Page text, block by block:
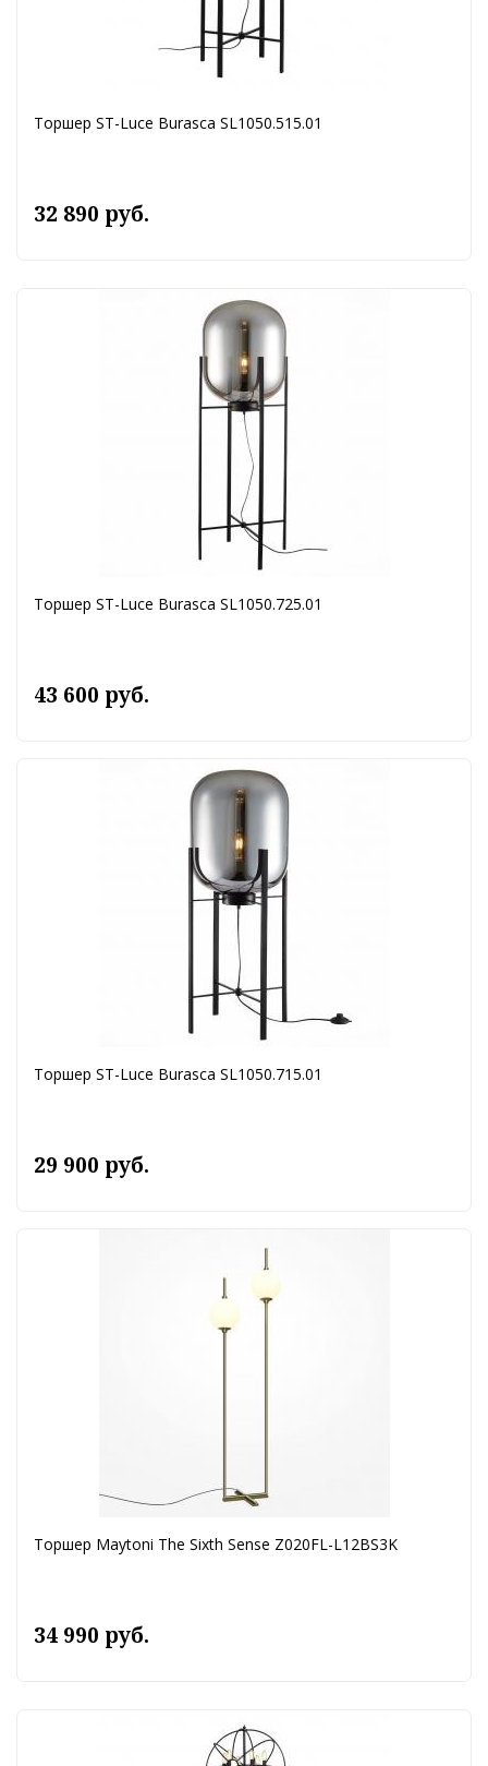
Торшер ST-Luce Burasca SL1050.515.01
32 890 руб.
Торшер ST-Luce Burasca SL1050.725.01
43 600 руб.
Торшер ST-Luce Burasca SL1050.715.01
29 900 руб.
Торшер Maytoni The Sixth Sense Z020FL-L12BS3K
34 990 руб.